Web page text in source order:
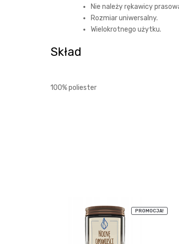
Nie należy rękawicy
Rozmiar uniwersalny.
Wielokrotnego użytku.
Skład
100% poliester
PROMOCJA!